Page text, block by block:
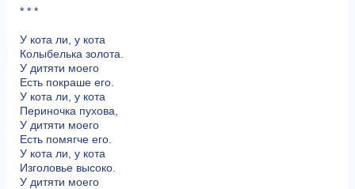
* * *
У кота ли, у кота
Колыбелька золота.
У дитяти моего
Есть покраше его.
У кота ли, у кота
Периночка пухова,
У дитяти моего
Есть помягче его.
У кота ли, у кота
Изголовье высоко.
У дитяти моего